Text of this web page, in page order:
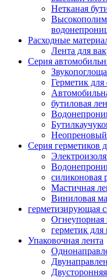
Нетканая
Расходные
Лента для
Серия
Герметик для
бутиловая
Серия герметиков
силиконовая
Мастичная
Виниловая
герметизирующая
Огнеупорная
герметик
Упаковочная лента